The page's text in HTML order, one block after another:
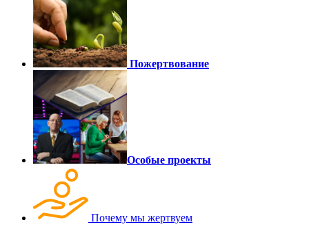
Пожертвование
Особые проекты
Почему мы жертвуем